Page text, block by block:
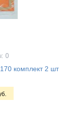
0
комплект 2 шт